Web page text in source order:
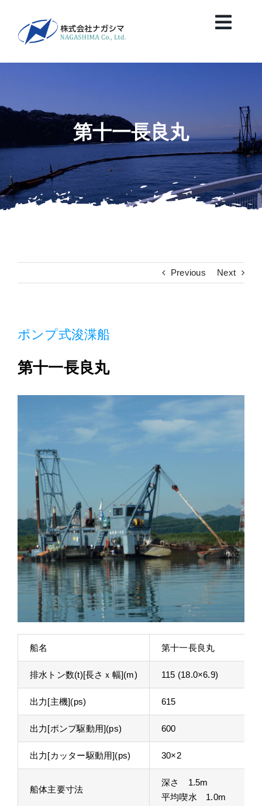
content
News
会社案内
業務紹介
施工実績
アクセス
第十一長良丸
Previous Next
ポンプ式浚渫船
第十一長良丸
船名 第十一長良丸
排水トン数(t)[長さｘ幅](m) 115 (18.0×6.9)
出力[主機](ps) 615
出力[ポンプ駆動用](ps) 600
出力[カッター駆動用](ps) 30×2
船体主要寸法
深さ 1.5m
平均喫水 1.0m